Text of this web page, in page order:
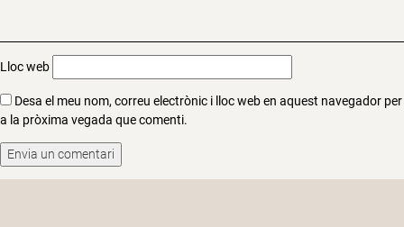
Lloc web
Desa el meu nom, correu electrònic i lloc web en aquest navegador per
a la pròxima vegada que comenti.